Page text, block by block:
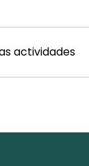
actividades